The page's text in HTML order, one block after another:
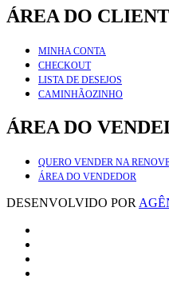
ÁREA DO
MINHA CONTA
CHECKOUT
LISTA DE DESEJOS
CAMINHÃOZINHO
ÁREA DO
QUERO VENDER NA
ÁREA DO VENDEDOR
DESENVOLVIDO POR